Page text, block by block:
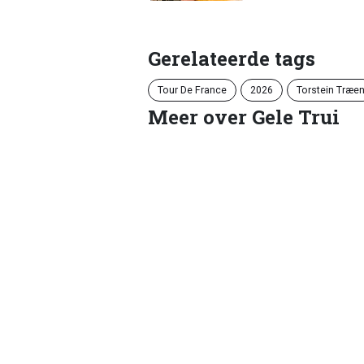
Gerelateerde tags
Tour De France 2026 Torstein
Meer over Gele Trui